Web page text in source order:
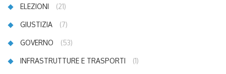
ELEZIONI (21)
GIUSTIZIA (7)
GOVERNO (53)
INFRASTRUTTURE E TRASPORTI (1)